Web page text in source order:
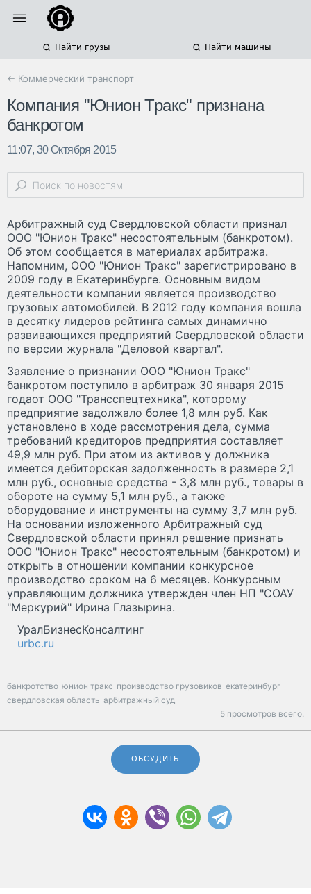
Найти грузы Найти машины
← Коммерческий транспорт
Компания "Юнион Тракс" признана
банкротом
11:07, 30 Октября 2015
Арбитражный суд Свердловской области признал
ООО "Юнион Тракс" несостоятельным (банкротом).
Об этом сообщается в материалах арбитража.
Напомним, ООО "Юнион Тракс" зарегистрировано в
2009 году в Екатеринбурге. Основным видом
деятельности компании является производство
грузовых автомобилей. В 2012 году компания вошла
в десятку лидеров рейтинга самых динамично
развивающихся предприятий Свердловской области
по версии журнала "Деловой квартал".
Заявление о признании ООО "Юнион Тракс"
банкротом поступило в арбитраж 30 января 2015
годаот ООО "Трансспецтехника", которому
предприятие задолжало более 1,8 млн руб. Как
установлено в ходе рассмотрения дела, сумма
требований кредиторов предприятия составляет
49,9 млн руб. При этом из активов у должника
имеется дебиторская задолженность в размере 2,1
млн руб., основные средства - 3,8 млн руб., товары в
обороте на сумму 5,1 млн руб., а также
оборудование и инструменты на сумму 3,7 млн руб.
На основании изложенного Арбитражный суд
Свердловской области принял решение признать
ООО "Юнион Тракс" несостоятельным (банкротом) и
открыть в отношении компании конкурсное
производство сроком на 6 месяцев. Конкурсным
управляющим должника утвержден член НП "СОАУ
"Меркурий" Ирина Глазырина.
УралБизнесКонсалтинг
urbc.ru
банкротство юнион тракс производство грузовиков екатеринбург
свердловская область арбитражный суд
5 просмотров всего.
ОБСУДИТЬ